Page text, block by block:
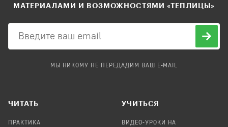
МАТЕРИАЛАМИ И ВОЗМОЖНОСТЯМИ «ТЕПЛИЦЫ»
МЫ НИКОМУ НЕ ПЕРЕДАДИМ ВАШ E-MAIL
ЧИТАТЬ
ПРАКТИКА
УЧИТЬСЯ
ВИДЕО-УРОКИ НА